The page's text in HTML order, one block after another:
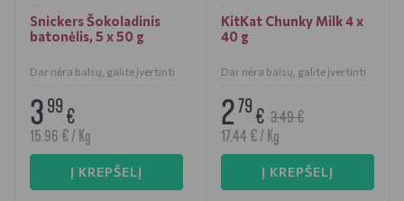
Snickers Šokoladinis
batonėlis, 5 x 50 g
Dar nėra balsų, galite įvertinti
399€
15.96 € / Kg
Į KREPŠELĮ
KitKat Chunky Milk 4 x
40 g
Dar nėra balsų, galite įvertinti
279€ 3.49 €
17.44 € / Kg
Į KREPŠELĮ